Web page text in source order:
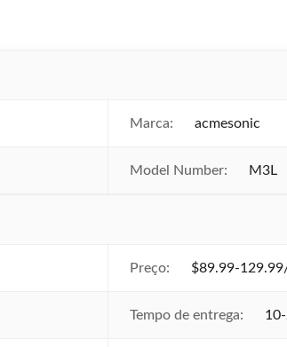
Marca: acmesonic
Model Number: M3L
Preço: $89.99-
Tempo de entrega: